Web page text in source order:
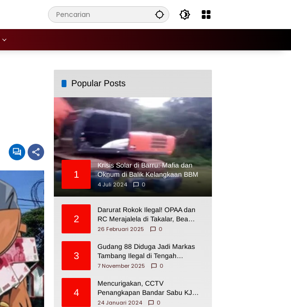
Popular Posts
1
Krisis Solar di Barru: Mafia dan
Oknum di Balik Kelangkaan BBM
4 Juli 2024
0
2
Darurat Rokok Ilegal! OPAA dan
RC Merajalela di Takalar, Bea
Cukai Impoten
26 Februari 2025 0
3
Gudang 88 Diduga Jadi Markas
Tambang Ilegal di Tengah
Permukiman Warga Makassar
7 November 2025 0
4
Mencurigakan, CCTV
Penangkapan Bandar Sabu KJ
Disita Oknum BNNP Sulsel
24 Januari 2024 0